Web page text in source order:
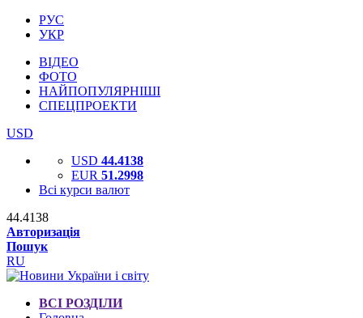
РУС
УКР
ВІДЕО
ФОТО
НАЙПОПУЛЯРНІШІ
СПЕЦПРОЕКТИ
USD
USD 44.4138
EUR 51.2998
Всі курси валют
44.4138
Авторизація
Пошук
RU
ВСІ РОЗДІЛИ